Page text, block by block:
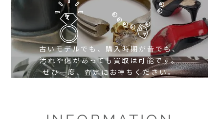
古いモデルでも、購入時期が昔でも、
汚れや傷があっても買取は可能です。
ぜひ一度、査定にお持ちください。